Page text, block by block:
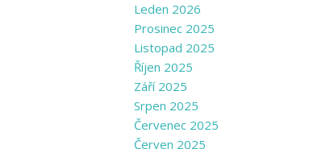
Leden 2026
Prosinec 2025
Listopad 2025
Říjen 2025
Září 2025
Srpen 2025
Červenec 2025
Červen 2025